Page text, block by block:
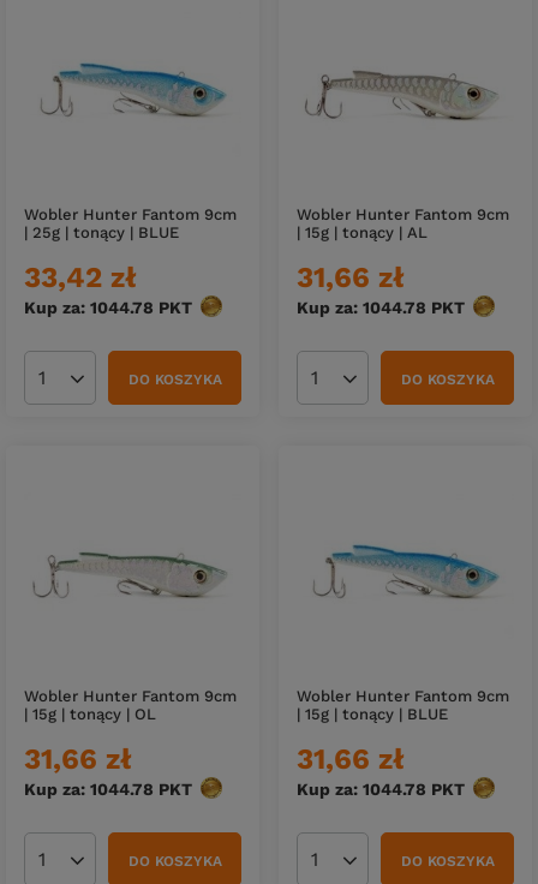
Wobler Hunter Fantom 9cm
| 25g | tonący | BLUE
33,42 zł
Kup za: 1044.78 PKT punktów
Ilość produktówDO KOSZYKA
Wobler Hunter Fantom 9cm
| 15g | tonący | AL
31,66 zł
Kup za: 1044.78 PKT
Ilość produktówDO KOSZYKA
Wobler Hunter Fantom 9cm
| 15g | tonący | OL
31,66 zł
Kup za: 1044.78 PKT punktów
Ilość produktówDO KOSZYKA
Wobler Hunter Fantom 9cm
| 15g | tonący | BLUE
31,66 zł
Kup za: 1044.78 PKT
Ilość produktówDO KOSZYKA